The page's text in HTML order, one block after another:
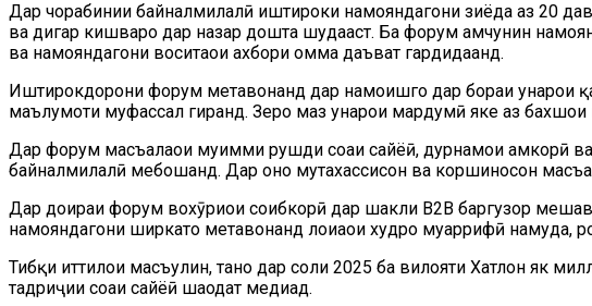
Дар чорабинии байналмилалӣ иштироки намояндагони зиёда аз 20
ва дигар кишварҳо дар назар дошта шудааст. Ба форум ҳамчунин
ва намояндагони воситаҳои ахбори омма даъват гардидаанд.
Иштирокдорони форум метавонанд дар намоишгоҳ дар бораи ҳунарҳои
маълумоти муфассал гиранд. Зеро маҳз ҳунарҳои мардумӣ яке аз
Дар форум масъалаҳои муҳимми рушди соҳаи сайёҳӣ, дурнамои ҳамкорӣ
байналмилалӣ мебошанд. Дар онҳо мутахассисон ва коршиносон
Дар доираи форум вохӯриҳои соҳибкорӣ дар шакли B2B баргузор
намояндагони ширкатҳо метавонанд лоиҳаҳои худро муаррифӣ намуда,
Тибқи иттилои масъулин, танҳо дар соли 2025 ба вилояти Хатлон як
тадриҷии соҳаи сайёҳӣ шаҳодат медиҳад.